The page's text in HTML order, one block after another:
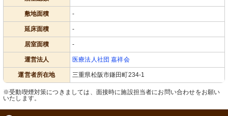
敷地面積 -
延床面積 -
居室面積 -
運営法人 医療法人社団 嘉祥会
運営者所在地 三重県松阪市鎌田町234-1
※受動喫煙対策につきましては、面接時に施設担当者にお問い合わせをお願い
いたします。